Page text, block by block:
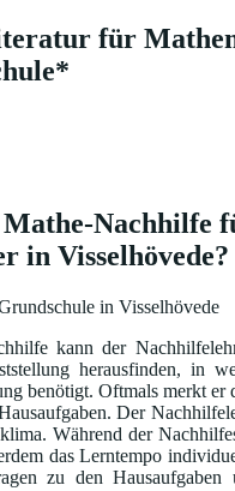
für
Nachhilfe
in Visselhövede?
kann der
herausfinden, in
benötigt. Oftmals merkt er
Der
Während der
das Lerntempo
zu den Hausaufgaben